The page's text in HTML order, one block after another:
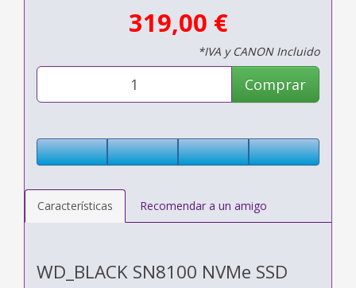
319,00 €
*IVA y CANON Incluido
Comprar
Características Recomendar a un amigo
WD_BLACK SN8100 NVMe SSD